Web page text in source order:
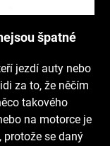
špatné
jezdí auty nebo
za to, že něčím
takového
na motorce je
protože se daný